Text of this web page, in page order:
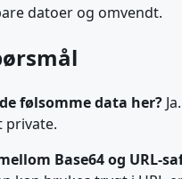
datoer og omvendt.
følsomme data her?
Base64 og URL-